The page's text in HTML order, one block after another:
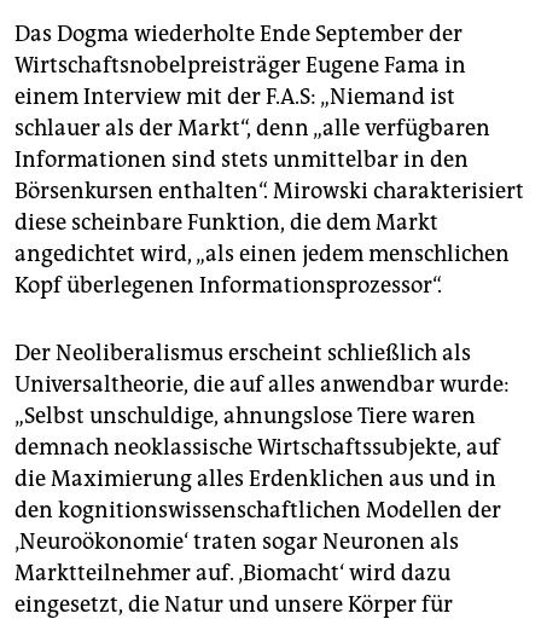
Das Dogma wiederholte Ende September der
Wirtschaftsnobelpreisträger Eugene Fama in
einem Interview mit derF.A.S: „Niemand ist
schlauer als der Markt“, denn „alle verfügbaren
Informationen sind stets ­unmittelbar in den
Börsenkursen enthalten“. Mirowski charakterisiert
diese scheinbare Funktion, die dem Markt
angedichtet wird, „als einen jedem menschlichen
Kopf überlegenen Informationsprozessor“.
Der Neoliberalismus erscheint schließlich als
Universaltheorie, die auf alles anwendbar wurde:
„Selbst unschuldige, ahnungslose Tiere waren
demnach neoklassische Wirtschaftssubjekte, auf
die Maximierung alles Erdenklichen aus und in
den kognitionswissenschaftlichen Modellen der
‚Neuroökonomie‘ traten sogar Neuronen als
Marktteilnehmer auf. ‚Biomacht‘ wird dazu
eingesetzt, die Natur und unsere Körper für